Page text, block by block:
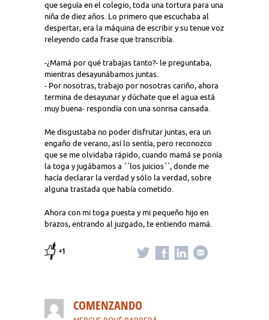
que seguía en el colegio, toda una tortura para una
niña de diez años. Lo primero que escuchaba al
despertar, era la máquina de escribir y su tenue voz
releyendo cada frase que transcribía.
-¿Mamá por qué trabajas tanto?- le preguntaba,
mientras desayunábamos juntas.
- Por nosotras, trabajo por nosotras cariño, ahora
termina de desayunar y dúchate que el agua está
muy buena- respondía con una sonrisa cansada.
Me disgustaba no poder disfrutar juntas, era un
engaño de verano, así lo sentía, pero reconozco
que se me olvidaba rápido, cuando mamá se ponía
la toga y jugábamos a ´´los juicios´´, donde me
hacía declarar la verdad y sólo la verdad, sobre
alguna trastada que había cometido.
Ahora con mi toga puesta y mi pequeño hijo en
brazos, entrando al juzgado, te entiendo mamá.
+1
COMENZANDO